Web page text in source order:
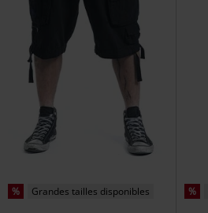
% Grandes tailles disponibles %